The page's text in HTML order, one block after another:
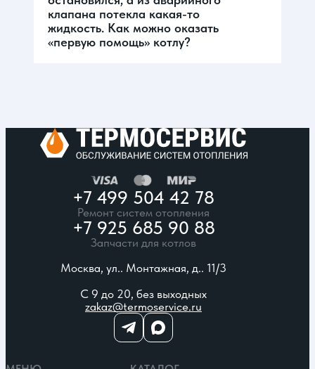
клапана потекла какая-то
жидкость. Как можно оказать
«первую помощь» котлу?
+7 499 504 42 78
Ремонт систем отопления
+7 925 685 90 88
Запчасти для котлов
Москва, ул.. Монтажная, д.. 11/3
С 9 до 20, без выходных
zakaz@termoservice.ru